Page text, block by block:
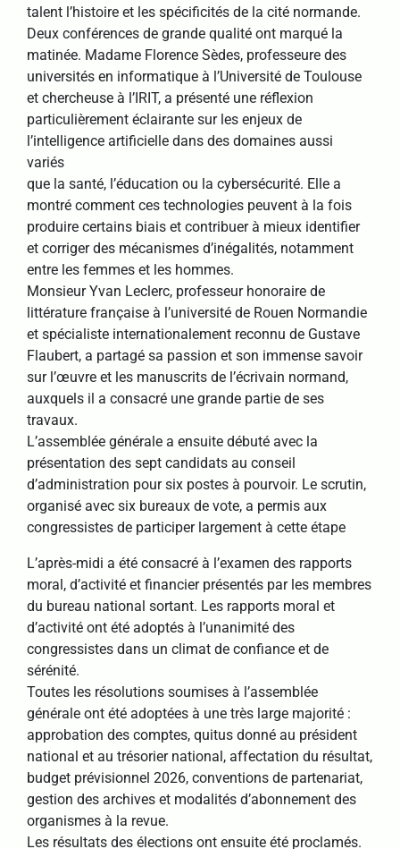
talent l’histoire et les spécificités de la cité normande.
Deux conférences de grande qualité ont marqué la
matinée. Madame Florence Sèdes, professeure des
universités en informatique à l’Université de Toulouse
et chercheuse à l’IRIT, a présenté une réflexion
particulièrement éclairante sur les enjeux de
l’intelligence artificielle dans des domaines aussi
variés
que la santé, l’éducation ou la cybersécurité. Elle a
montré comment ces technologies peuvent à la fois
produire certains biais et contribuer à mieux identifier
et corriger des mécanismes d’inégalités, notamment
entre les femmes et les hommes.
Monsieur Yvan Leclerc, professeur honoraire de
littérature française à l’université de Rouen Normandie
et spécialiste internationalement reconnu de Gustave
Flaubert, a partagé sa passion et son immense savoir
sur l’œuvre et les manuscrits de l’écrivain normand,
auxquels il a consacré une grande partie de ses
travaux.
L’assemblée générale a ensuite débuté avec la
présentation des sept candidats au conseil
d’administration pour six postes à pourvoir. Le scrutin,
organisé avec six bureaux de vote, a permis aux
congressistes de participer largement à cette étape
L’après-midi a été consacré à l’examen des rapports
moral, d’activité et financier présentés par les membres
du bureau national sortant. Les rapports moral et
d’activité ont été adoptés à l’unanimité des
congressistes dans un climat de confiance et de
sérénité.
Toutes les résolutions soumises à l’assemblée
générale ont été adoptées à une très large majorité :
approbation des comptes, quitus donné au président
national et au trésorier national, affectation du résultat,
budget prévisionnel 2026, conventions de partenariat,
gestion des archives et modalités d’abonnement des
organismes à la revue.
Les résultats des élections ont ensuite été proclamés.